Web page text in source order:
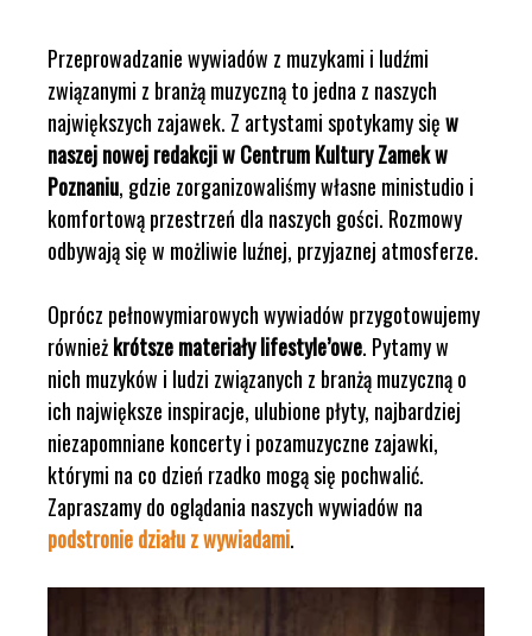
Przeprowadzanie wywiadów z muzykami i ludźmi
związanymi z branżą muzyczną to jedna z naszych
największych zajawek. Z artystami spotykamy sięw
naszej nowej redakcji w Centrum Kultury Zamek w
Poznaniu, gdzie zorganizowaliśmy własne ministudio i
komfortową przestrzeń dla naszych gości. Rozmowy
odbywają się w możliwie luźnej, przyjaznej atmosferze.
Oprócz pełnowymiarowych wywiadów przygotowujemy
równieżkrótsze materiały lifestyle’owe. Pytamy w
nich muzyków i ludzi związanych z branżą muzyczną o
ich największe inspiracje, ulubione płyty, najbardziej
niezapomniane koncerty i pozamuzyczne zajawki,
którymi na co dzień rzadko mogą się pochwalić.
Zapraszamy do oglądania naszych wywiadów na
podstronie działu z wywiadami.